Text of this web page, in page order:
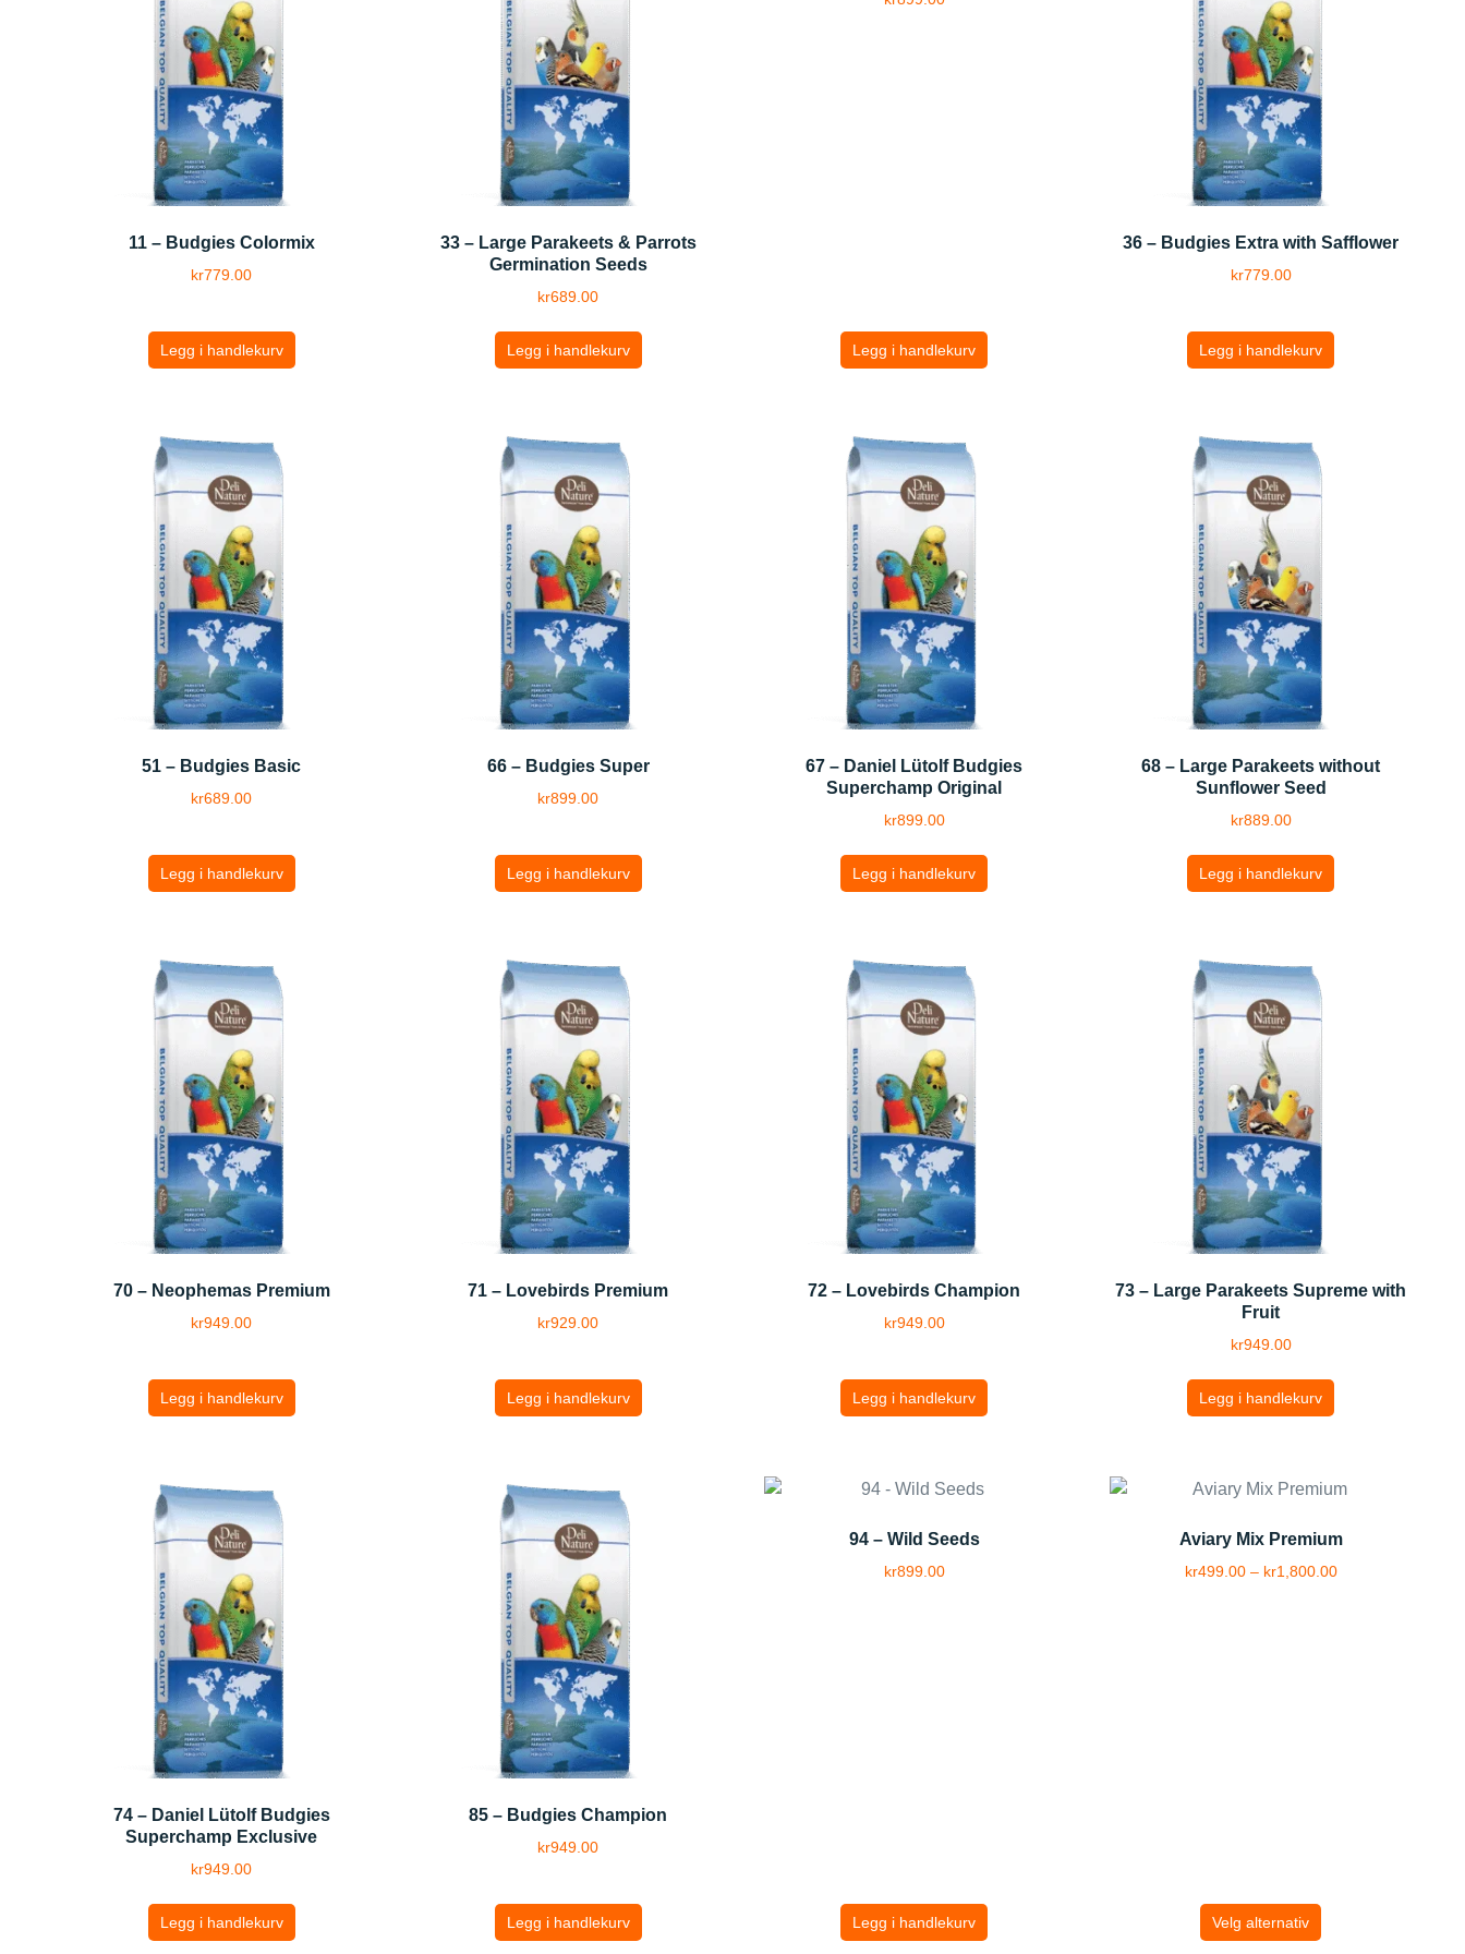
11 – Budgies Colormix
kr779.00
Legg i handlekurv
33 – Large Parakeets & Parrots
Germination Seeds
kr689.00
Legg i handlekurv Legg i handlekurv
36 – Budgies Extra with Safflower
kr779.00
Legg i handlekurv
51 – Budgies Basic
kr689.00
Legg i handlekurv
66 – Budgies Super
kr899.00
Legg i handlekurv
67 – Daniel Lütolf Budgies
Superchamp Original
kr899.00
Legg i handlekurv
68 – Large Parakeets without
Sunflower Seed
kr889.00
Legg i handlekurv
70 – Neophemas Premium
kr949.00
Legg i handlekurv
71 – Lovebirds Premium
kr929.00
Legg i handlekurv
72 – Lovebirds Champion
kr949.00
Legg i handlekurv
73 – Large Parakeets Supreme with
Fruit
kr949.00
Legg i handlekurv
74 – Daniel Lütolf Budgies
Superchamp Exclusive
kr949.00
Legg i handlekurv
85 – Budgies Champion
kr949.00
Legg i handlekurv
94 – Wild Seeds
kr899.00
Legg i handlekurv
Aviary Mix Premium
kr499.00 – kr1,800.00
Velg alternativ